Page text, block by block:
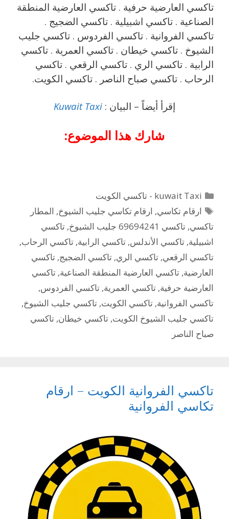
تاكسي العارضية حرفية . تاكسي العارضية المنطقة
الصناعية . تاكسي اشبيلية . تاكسي الضجيج .
تاكسي الفروانية . تاكسي الفردوس . تاكسي جليب
الشيوخ . تاكسي خيطان . تاكسي العمرية . تاكسي
الرابية . تاكسي الري . تاكسي الرقعي . تاكسي
الرحاب . تاكسي صباح الناصر . تاكسي الكويت.
إقرأ أيضاً – البيان : Kuwait Taxi
شارك هذا الموضوع:
التصنيفات
kuwait Taxi - تاكسي الكويت
الوسوم
ارقام تكاسي, ارقام تكاسي جليب الشيوخ, المطار
تاكسي, تاكسي 69694241 جليب الشيوخ , تاكسي
اشبيلية, تاكسي الأندلس, تاكسي الرابية, تاكسي الرحاب,
تاكسي الرقعي, تاكسي الري, تاكسي الضجيج, تاكسي
العارضية, تاكسي العارضية المنطقة الصناعية, تاكسي
العارضية حرفية, تاكسي العمرية, تاكسي الفردوس,
تاكسي الفروانية, تاكسي الكويت, تاكسي جليب الشيوخ,
تاكسي جليب الشيوخ الكويت, تاكسي خيطان, تاكسي
صباح الناصر
تاكسي الفروانية الكويت – ارقام
تكاسي الفروانية